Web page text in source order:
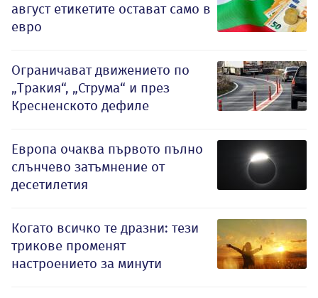
август етикетите остават само в
евро
Ограничават движението по
„Тракия“, „Струма“ и през
Кресненското дефиле
Европа очаква първото пълно
слънчево затъмнение от
десетилетия
Когато всичко те дразни: тези
трикове променят
настроението за минути